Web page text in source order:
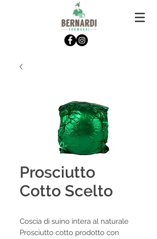
Prosciutto
Cotto Scelto
Coscia di suino intera al naturale
Prosciutto cotto prodotto con